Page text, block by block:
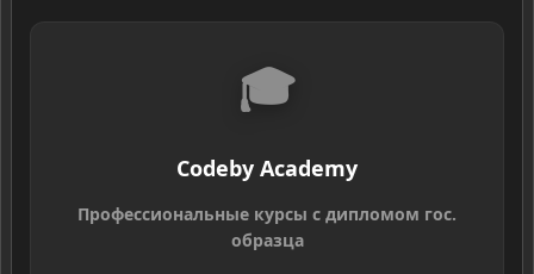
🎓
Codeby Academy
Профессиональные курсы с дипломом гос.
образца